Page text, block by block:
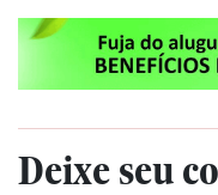
Deixe seu